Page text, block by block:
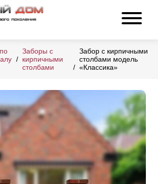
Заборы с
кирпичными
столбами
Забор с кирпичными
столбами модель
«Классика»